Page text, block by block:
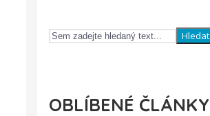
Hledat
OBLÍBENÉ ČLÁNKY